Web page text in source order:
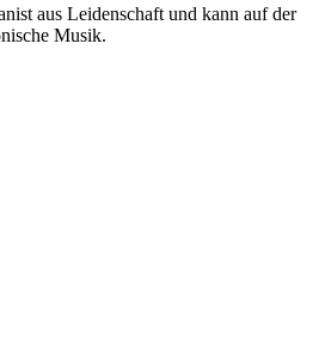
aus Leidenschaft und kann auf der
Musik.